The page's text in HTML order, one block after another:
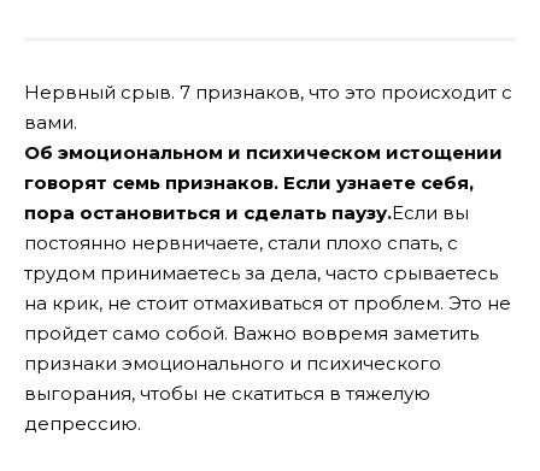
Нервный срыв. 7 признаков, что это происходит с
вами.
Об эмоциональном и психическом истощении
говорят семь признаков. Если узнаете себя,
пора остановиться и сделать паузу.Если вы
постоянно нервничаете, стали плохо спать, с
трудом принимаетесь за дела, часто срываетесь
на крик, не стоит отмахиваться от проблем. Это не
пройдет само собой. Важно вовремя заметить
признаки эмоционального и психического
выгорания, чтобы не скатиться в тяжелую
депрессию.